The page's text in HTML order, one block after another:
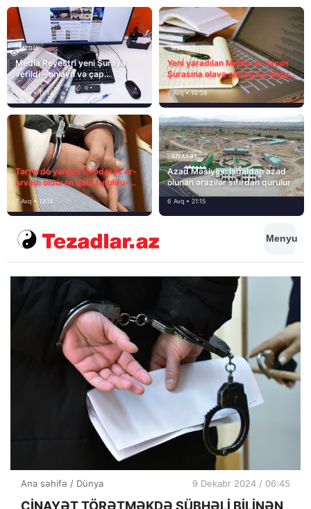
MEDİA
Media Reyestri yeni Şuraya
verildi – onlayn və çap
mediasını nə gözləyir?
7 Avq • 15:14
MEDİA
Yeni yaradılan Media və Yayım
Şurasına əlavə olaraq bu hüquq
və vəzifələr də verilib
7 Avq • 14:38
Tərtərdə yanğın törədərək ər-
arvadı öldürən qatil tutuldu-
SON DƏQİQƏ
7 Avq • 12:14
SIYASƏT
Azad Məsiyev: İşğaldan azad
olunan ərazilər sıfırdan qurulur
6 Avq • 21:15
Menyu
Ana səhifə / Dünya 9 Dekabr 2024 / 06:45
CİNAYƏT TÖRƏTMƏKDƏ ŞÜBHƏLİ BİLİNƏN